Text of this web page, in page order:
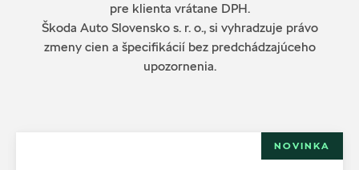
pre klienta vrátane DPH.
Škoda Auto Slovensko s. r. o., si vyhradzuje právo
zmeny cien a špecifikácií bez predchádzajúceho
upozornenia.
NOVINKA